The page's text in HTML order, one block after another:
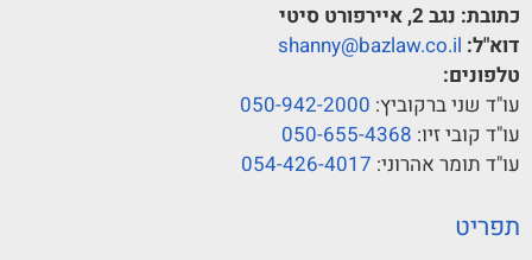
כתובת: נגב 2, איירפורט סיטי
דוא"ל: shanny@bazlaw.co.il
טלפונים:
עו"ד שני ברקוביץ: 050-942-2000
עו"ד קובי זיו: 050-655-4368
עו"ד תומר אהרוני: 054-426-4017
תפריט